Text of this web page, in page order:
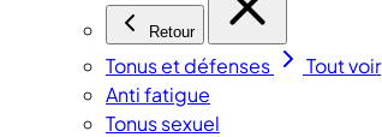
Retour
Tonus et défenses
Tout voir
Anti fatigue
Tonus sexuel